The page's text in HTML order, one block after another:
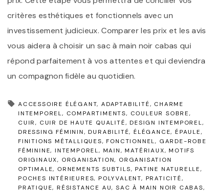
critères esthétiques et fonctionnels avec un
investissement judicieux. Comparer les prix et les avis
vous aidera à choisir un sac à main noir cabas qui
répond parfaitement à vos attentes et qui deviendra
un compagnon fidèle au quotidien.
ACCESSOIRE ÉLÉGANT ADAPTABILITÉ
CHARME
INTEMPOREL
COMPARTIMENTS
COULEUR SOBRE
CUIR
CUIR DE HAUTE QUALITÉ
DESIGN INTEMPOREL
DRESSING FÉMININ
DURABILITÉ ÉLÉGANCE ÉPAULE
FINITIONS MÉTALLIQUES
FONCTIONNEL
GARDE-ROBE
FÉMININE INTEMPOREL MAIN MATÉRIAUX
MOTIFS
ORIGINAUX
ORGANISATION ORGANISATION
OPTIMALE ORNEMENTS SUBTILS
PATINE NATURELLE
POCHES INTÉRIEURES POLYVALENT PRATICITÉ
PRATIQUE RÉSISTANCE AU SAC À MAIN NOIR CABAS